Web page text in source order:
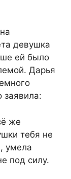
девушка
ей было
Дарья
же
тебя не
умела
под силу.